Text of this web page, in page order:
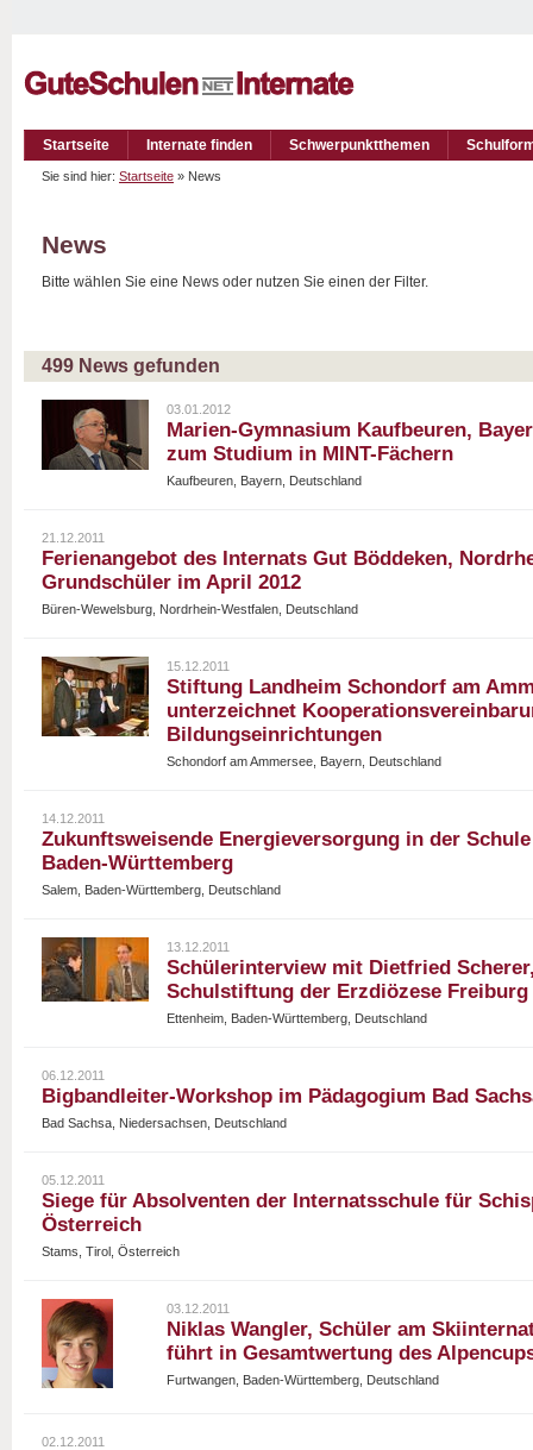
Startseite Internate finden Schwerpunktthemen
Sie sind hier: Startseite » News
News
Bitte wählen Sie eine News oder nutzen Sie einen der Filter.
499 News gefunden
03.01.2012
Marien-Gymnasium Kaufbeuren,
zum Studium in MINT-Fächern
Kaufbeuren, Bayern, Deutschland
21.12.2011
Ferienangebot des Internats Gut Böddeken,
Grundschüler im April 2012
Büren-Wewelsburg, Nordrhein-Westfalen, Deutschland
15.12.2011
Stiftung Landheim Schondorf am
unterzeichnet
Bildungseinrichtungen
Schondorf am Ammersee, Bayern, Deutschland
14.12.2011
Zukunftsweisende Energieversorgung in der
Baden-Württemberg
Salem, Baden-Württemberg, Deutschland
13.12.2011
Schülerinterview mit Dietfried
Schulstiftung der Erzdiözese Freiburg
Ettenheim, Baden-Württemberg, Deutschland
06.12.2011
Bigbandleiter-Workshop im Pädagogium Bad
Bad Sachsa, Niedersachsen, Deutschland
05.12.2011
Siege für Absolventen der Internatsschule für
Österreich
Stams, Tirol, Österreich
03.12.2011
Niklas Wangler, Schüler am
führt in Gesamtwertung des
Furtwangen, Baden-Württemberg, Deutschland
02.12.2011